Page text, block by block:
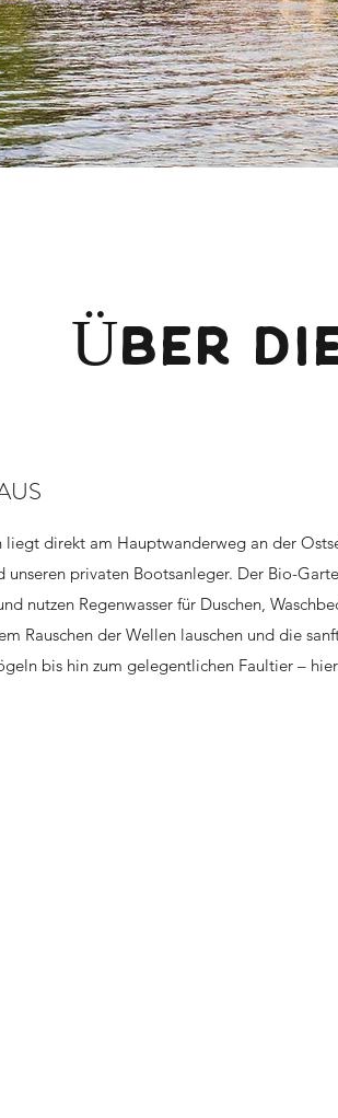
ÜBER
liegt direkt am Hauptwanderweg an der
unseren privaten Bootsanleger. Der Bio-
nutzen Regenwasser für Duschen,
Rauschen der Wellen lauschen und die
bis hin zum gelegentlichen Faultier –